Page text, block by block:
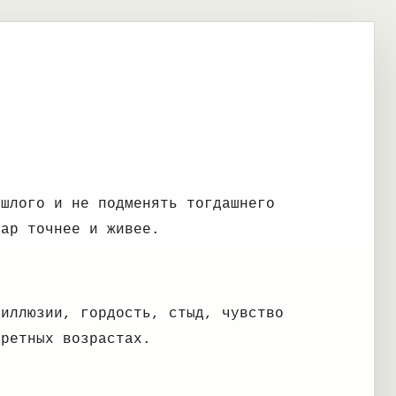
и не подменять тогдашнего
точнее и живее.
гордость, стыд, чувство
возрастах.